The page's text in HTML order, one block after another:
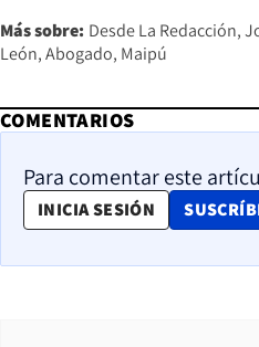
Más sobre: Desde La Redacción
León Abogado Maipú
COMENTARIOS
Para comentar este
INICIA SESIÓN OPENS